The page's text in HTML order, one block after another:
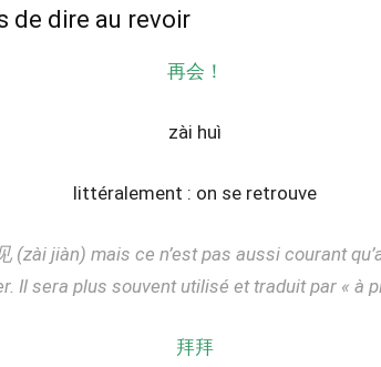
de dire au revoir
再会！
zài huì
littéralement : on se retrouve
(zài jiàn) mais ce n’est pas aussi courant
Il sera plus souvent utilisé et traduit par « à
拜拜